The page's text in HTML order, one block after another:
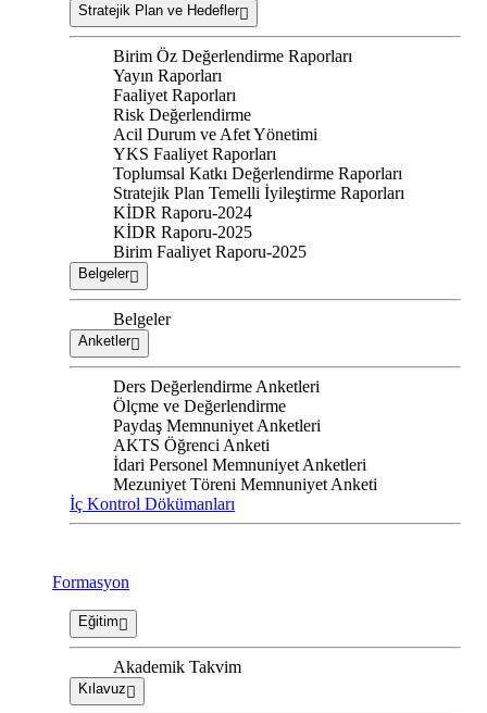
Stratejik Plan ve Hedefler
Birim Öz Değerlendirme Raporları
Yayın Raporları
Faaliyet Raporları
Risk Değerlendirme
Acil Durum ve Afet Yönetimi
YKS Faaliyet Raporları
Toplumsal Katkı Değerlendirme Raporları
Stratejik Plan Temelli İyileştirme Raporları
KİDR Raporu-2024
KİDR Raporu-2025
Birim Faaliyet Raporu-2025
Belgeler
Belgeler
Anketler
Ders Değerlendirme Anketleri
Ölçme ve Değerlendirme
Paydaş Memnuniyet Anketleri
AKTS Öğrenci Anketi
İdari Personel Memnuniyet Anketleri
Mezuniyet Töreni Memnuniyet Anketi
İç Kontrol Dökümanları
Formasyon
Eğitim
Akademik Takvim
Kılavuz